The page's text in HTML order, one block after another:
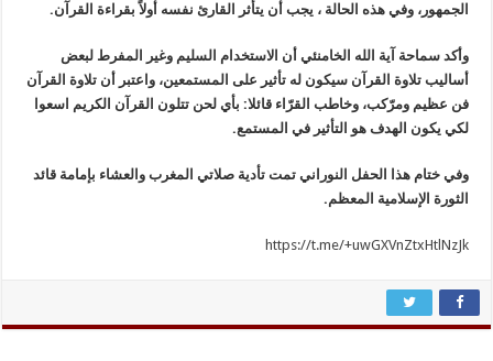
الجمهور، وفي هذه الحالة ، يجب أن يتأثر القارئ نفسه أولاً بقراءة القرآن.
وأكد سماحة آية الله الخامنئي أن الاستخدام السليم وغير المفرط لبعض
أساليب تلاوة القرآن سيكون له تأثير على المستمعين، واعتبر أن تلاوة القرآن
فن عظيم ومرّكب، وخاطب القرّاء قائلا: بأي لحن تتلون القرآن الكريم اسعوا
لكي يكون الهدف هو التأثير في المستمع.
وفي ختام هذا الحفل النوراني تمت تأدية صلاتي المغرب والعشاء بإمامة قائد
الثورة الإسلامية المعظم.
https://t.me/+uwGXVnZtxHtlNzJk